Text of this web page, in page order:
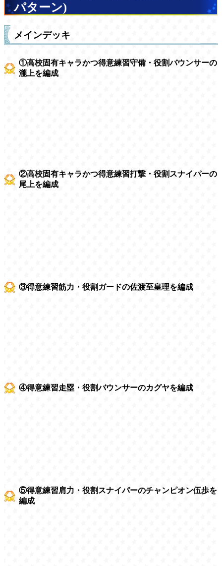
パターン)
メインデッキ
①高校固有キャラかつ得意練習守備・役割バウンサーの
瀧上を編成
②高校固有キャラかつ得意練習打撃・役割スナイパーの
尾上を編成
③得意練習筋力・役割ガードの佐渡至皇理を編成
④得意練習走塁・役割バウンサーのカグヤを編成
⑤得意練習肩力・役割スナイパーのチャンピオン伍歩を
編成